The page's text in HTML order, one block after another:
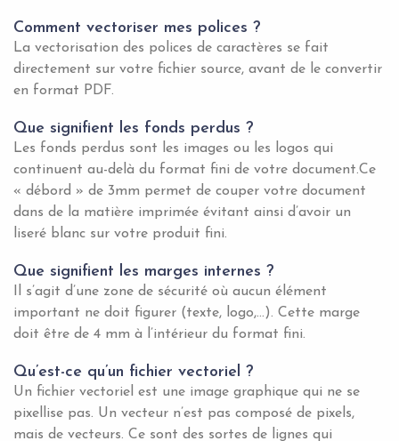
Comment vectoriser mes polices ?
La vectorisation des polices de caractères se fait
directement sur votre fichier source, avant de le convertir
en format PDF.
Que signifient les fonds perdus ?
Les fonds perdus sont les images ou les logos qui
continuent au-delà du format fini de votre document.Ce
« débord » de 3mm permet de couper votre document
dans de la matière imprimée évitant ainsi d’avoir un
liseré blanc sur votre produit fini.
Que signifient les marges internes ?
Il s’agit d’une zone de sécurité où aucun élément
important ne doit figurer (texte, logo,…). Cette marge
doit être de 4 mm à l’intérieur du format fini.
Qu’est-ce qu’un fichier vectoriel ?
Un fichier vectoriel est une image graphique qui ne se
pixellise pas. Un vecteur n’est pas composé de pixels,
mais de vecteurs. Ce sont des sortes de lignes qui